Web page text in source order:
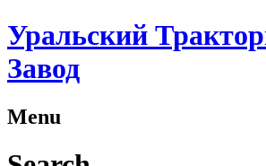
Уральский
Завод
Menu